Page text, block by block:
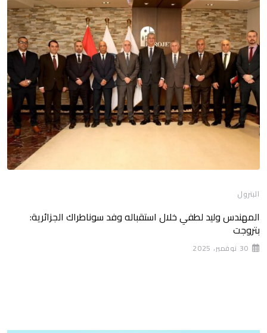
البترول
المهندس وليد لطفي خلال استقباله وفد سوناطراك الجزائرية:
بتروجت
30 نوفمبر، 2025